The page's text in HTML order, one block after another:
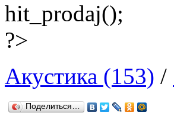
hit_prodaj();
?>
Акустика (153) /
Поделиться…